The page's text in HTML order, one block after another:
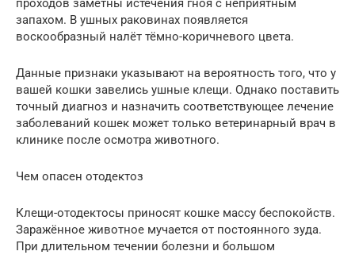
проходов заметны истечения гноя с неприятным
запахом. В ушных раковинах появляется
воскообразный налёт тёмно-коричневого цвета.
Данные признаки указывают на вероятность того, что у
вашей кошки завелись ушные клещи. Однако поставить
точный диагноз и назначить соответствующее лечение
заболеваний кошек может только ветеринарный врач в
клинике после осмотра животного.
Чем опасен отодектоз
Клещи-отодектосы приносят кошке массу беспокойств.
Заражённое животное мучается от постоянного зуда.
При длительном течении болезни и большом